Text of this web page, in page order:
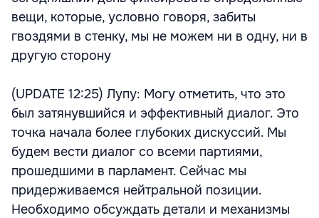
вещи, которые, условно говоря, забиты
гвоздями в стенку, мы не можем ни в одну, ни в
другую сторону
(UPDATE 12:25) Лупу: Могу отметить, что это
был затянувшийся и эффективный диалог. Это
точка начала более глубоких дискуссий. Мы
будем вести диалог со всеми партиями,
прошедшими в парламент. Сейчас мы
придерживаемся нейтральной позиции.
Необходимо обсуждать детали и механизмы